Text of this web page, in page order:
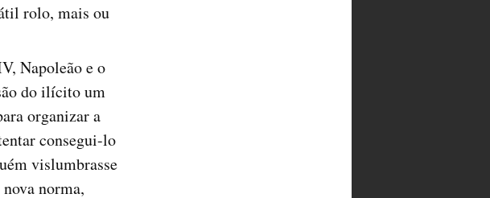
rolo, mais ou
Napoleão e o
do ilícito um
organizar a
consegui-lo
vislumbrasse
norma,